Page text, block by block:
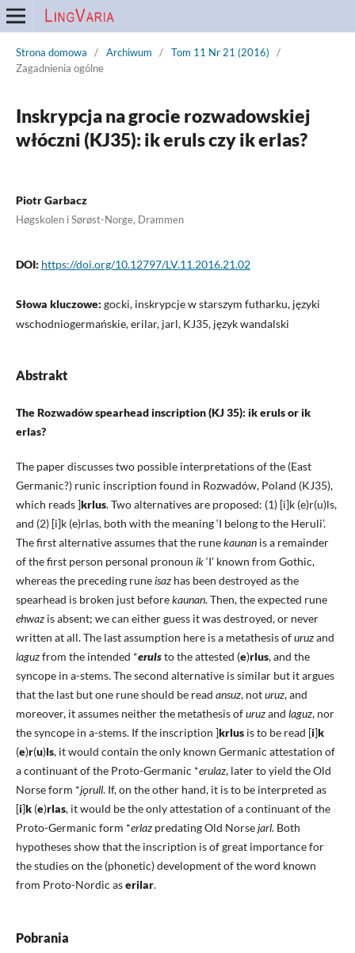
Strona domowa / Archiwum / Tom 11 Nr 21 (2016)
/
Zagadnienia ogólne
Inskrypcja na grocie rozwadowskiej
włóczni (KJ35): ik eruls czy ik erlas?
Piotr Garbacz
Høgskolen i Sørøst-Norge, Drammen
DOI: https://doi.org/10.12797/LV.11.2016.21.02
Słowa kluczowe: gocki, inskrypcje w starszym futharku, języki
wschodniogermańskie, erilar, jarl, KJ35, język wandalski
Abstrakt
The Rozwadów spearhead inscription (KJ 35): ik eruls or ik
erlas?
The paper discusses two possible interpretations of the (East
Germanic?) runic inscription found in Rozwadów, Poland (KJ35),
which reads ]krlus. Two alternatives are proposed: (1) [i]k (e)r(u)ls,
and (2) [i]k (e)rlas, both with the meaning ‘I belong to the Heruli’.
The first alternative assumes that the runekaunanis a remainder
of the first person personal pronoun ik‘I’ known from Gothic,
whereas the preceding runeisazhas been destroyed as the
spearhead is broken just beforekaunan. Then, the expected rune
ehwazis absent; we can either guess it was destroyed, or never
written at all. The last assumption here is a metathesis ofuruzand
laguzfrom the intended *erulsto the attested (e)rlus, and the
syncope in a-stems. The second alternative is similar but it argues
that the last but one rune should be read ansuz, noturuz, and
moreover, it assumes neither the metathesis ofuruzand laguz, nor
the syncope in a-stems. If the inscription ]krlusis to be read [i]k
(e)r(u)ls, it would contain the only known Germanic attestation of
a continuant of the Proto-Germanic *erulaz, later to yield the Old
Norse form *jǫrull. If, on the other hand, it is to be interpreted as
[i]k(e)rlas, it would be the only attestation of a continuant of the
Proto-Germanic form *erlazpredating Old Norsejarl. Both
hypotheses show that the inscription is of great importance for
the studies on the (phonetic) development of the word known
from Proto-Nordic aserilar.
Pobrania